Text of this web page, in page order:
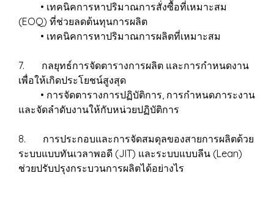
• เทคนิคการหาปริมาณการสั่งซื้อที่เหมาะสม
(EOQ) ที่ช่วยลดต้นทุนการผลิต
• เทคนิคการหาปริมาณการผลิตที่เหมาะสม
7. กลยุทธ์การจัดตารางการผลิต และการกำหนดงาน
เพื่อให้เกิดประโยชน์สูงสุด
• การจัดตารางการปฏิบัติการ, การกำหนดภาระงาน
และจัดลำดับงานให้กับหน่วยปฏิบัติการ
8. การประกอบและการจัดสมดุลของสายการผลิตด้วย
ระบบแบบทันเวลาพอดี (JIT) และระบบแบบลีน (Lean)
ช่วยปรับปรุงกระบวนการผลิตได้อย่างไร